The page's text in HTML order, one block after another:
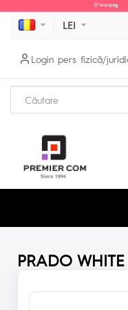
LEI
Login pers fizică/
PRADO WHITE